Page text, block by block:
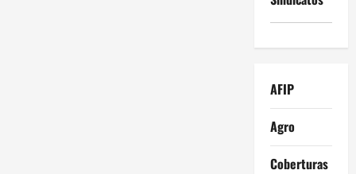
AFIP
Agro
Coberturas